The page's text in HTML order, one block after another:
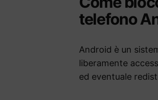
telefono
Android è un
liberamente
ed eventuale